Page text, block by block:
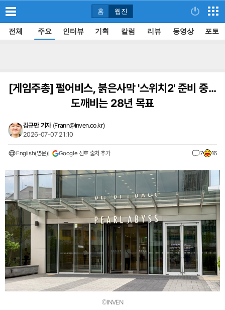
홈 웹진
전체 주요 인터뷰 기획 칼럼 리뷰 동영상 포토
[게임주총]펄어비스, 붉은사막 '스위치2' 준비 중...
도깨비는 28년 목표
김규만 기자 (Frann@inven.co.kr)
2026-07-07 21:10
English(영문) Google 선호 출처 추가 7 16
©INVEN